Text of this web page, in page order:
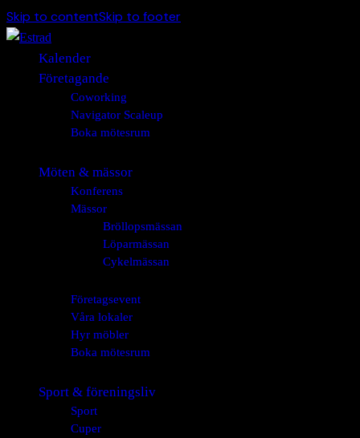
Skip to contentSkip to footer
Kalender
Företagande
Coworking
Navigator Scaleup
Boka mötesrum
Möten & mässor
Konferens
Mässor
Bröllopsmässan
Löparmässan
Cykelmässan
Företagsevent
Våra lokaler
Hyr möbler
Boka mötesrum
Sport & föreningsliv
Sport
Cuper